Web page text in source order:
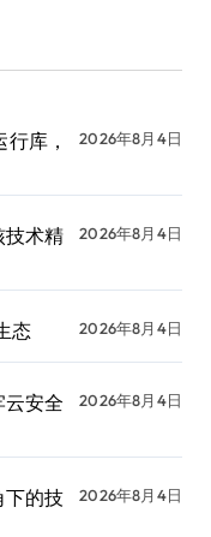
库，
2026年8月4日
技术精
2026年8月4日
态 2026年8月4日
安全
2026年8月4日
下的技
2026年8月4日